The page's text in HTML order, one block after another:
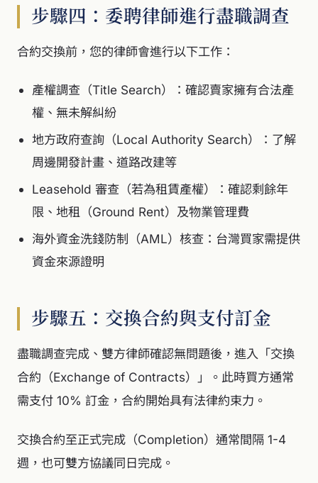
步驟四：委聘律師進行盡職調查
合約交換前，您的律師會進行以下工作：
產權調查（Title Search）：確認賣家擁有合法產
權、無未解糾紛
地方政府查詢（Local Authority Search）：了解
周邊開發計畫、道路改建等
Leasehold 審查（若為租賃產權）：確認剩餘年
限、地租（Ground Rent）及物業管理費
海外資金洗錢防制（AML）核查：台灣買家需提供
資金來源證明
步驟五：交換合約與支付訂金
盡職調查完成、雙方律師確認無問題後，進入「交換
合約（Exchange of Contracts）」。此時買方通常
需支付 10% 訂金，合約開始具有法律約束力。
交換合約至正式完成（Completion）通常間隔 1-4
週，也可雙方協議同日完成。